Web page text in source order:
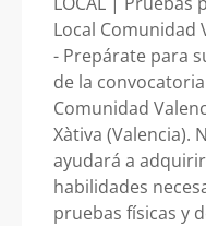
Local Comunidad
- Prepárate para
de la
Comunidad
Xàtiva (Valencia).
ayudará a
habilidades
pruebas físicas y